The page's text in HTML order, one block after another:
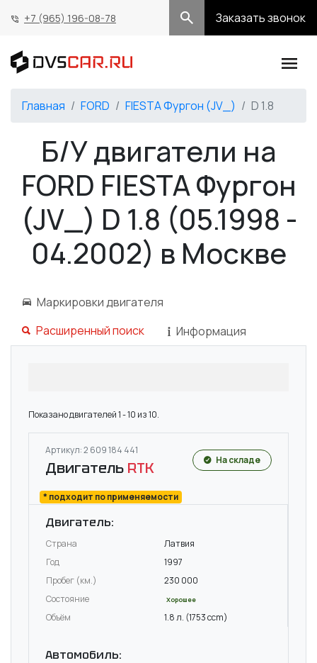
+7 (965) 196-08-78 Заказать звонок
Главная FORD FIESTA Фургон (JV_) D 1.8
Б/У двигатели на
FORD FIESTA Фургон
(JV_) D 1.8 (05.1998 -
04.2002) в Москве
Маркировки двигателя
Расширенный поиск
Информация
Показано двигателей 1 - 10 из 10.
Артикул: 2 609 184 441
Двигатель RTK
* подходит по применяемости
На складе
Двигатель:
Страна
Латвия
Год
1997
Пробег (км.)
230 000
Состояние
Хорошее
Объём 1.8 л. (1753 ccm)
Автомобиль: